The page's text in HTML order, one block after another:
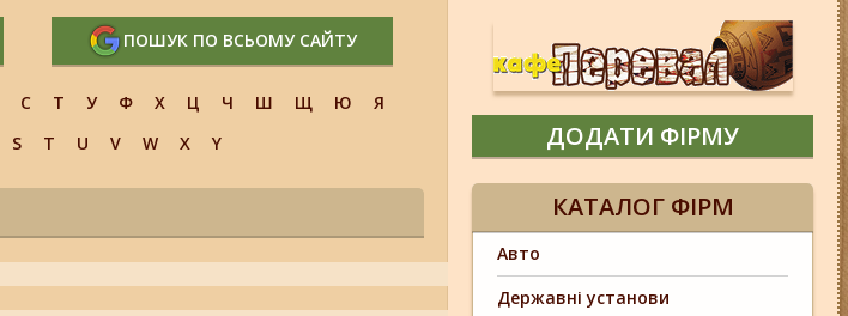
ПОШУК ПО ВСЬОМУ САЙТУ
С Т У Ф Х Ц Ч Ш Щ Ю
Я
S T U V W X Y ДОДАТИ ФІРМУ
КАТАЛОГ ФІРМ
Авто
Державні установи